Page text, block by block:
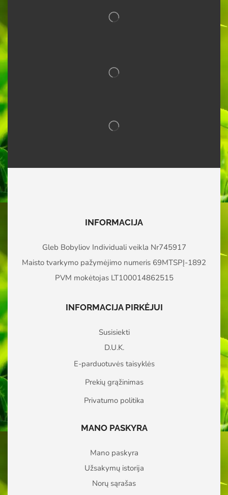
INFORMACIJA
Gleb Bobyliov Individuali veikla Nr745917
Maisto tvarkymo pažymėjimo numeris 69MTSPĮ-1892
PVM mokėtojas LT100014862515
INFORMACIJA PIRKĖJUI
Susisiekti
D.U.K.
E-parduotuvės taisyklės
Prekių grąžinimas
Privatumo politika
MANO PASKYRA
Mano paskyra
Užsakymų istorija
Norų sąrašas